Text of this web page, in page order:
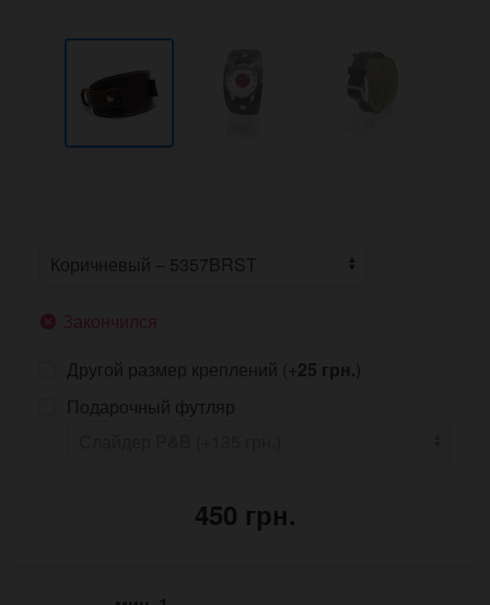
Закончился
Другой размер креплений (+25 грн.)
Подарочный футляр
450 грн.